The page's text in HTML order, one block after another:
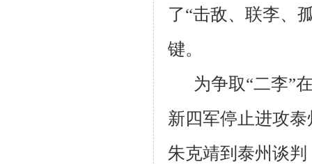
了“击敌、联李、
键。
为争取“二李”
新四军停止进攻
朱克靖到泰州谈